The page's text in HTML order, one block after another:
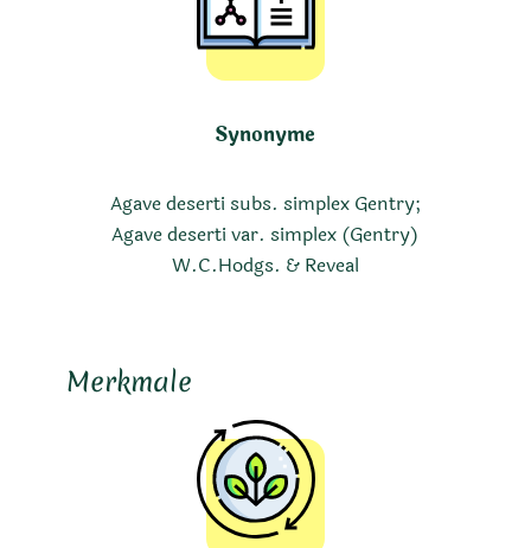
Synonyme
Agave deserti subs. simplex Gentry;
Agave deserti var. simplex (Gentry)
W.C.Hodgs. & Reveal
Merkmale